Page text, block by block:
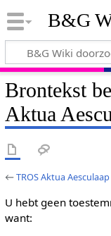
B&G
Brontekst
Aktua
←TROS Aktua Aesculaap
U hebt geen
want: